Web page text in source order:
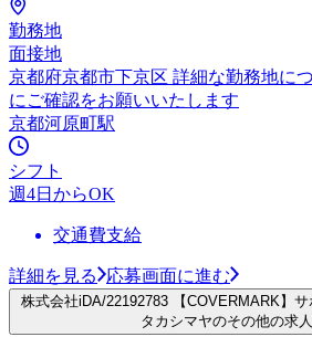
勤務地
面接地
京都府京都市下京区 詳細な勤務地に
にご確認をお願いいたします
京都河原町駅
シフト
週4日からOK
交通費支給
詳細を見る 応募画面に進む
株式会社iDA/22192783 【COVERMARK】
タカシマヤのその他の求